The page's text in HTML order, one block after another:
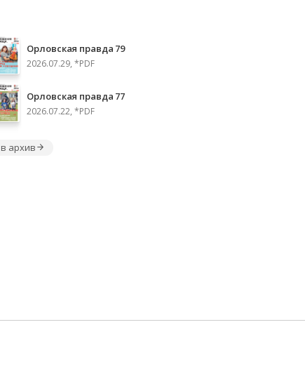
Орловская правда 79
2026.07.29, *PDF
Орловская правда 77
2026.07.22, *PDF
в архив